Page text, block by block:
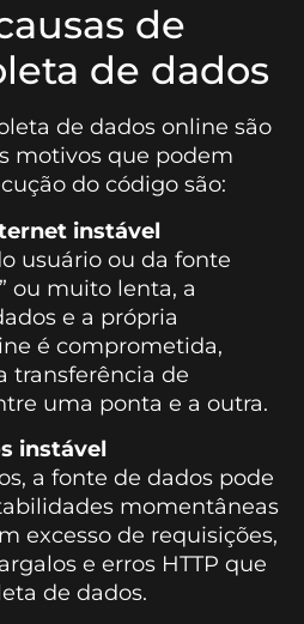
de
de dados
de dados online são
motivos que podem
do código são:
instável
usuário ou da fonte
ou muito lenta, a
e a própria
é comprometida,
transferência de
uma ponta e a outra.
instável
a fonte de dados pode
momentâneas
excesso de requisições,
e erros HTTP que
de dados.